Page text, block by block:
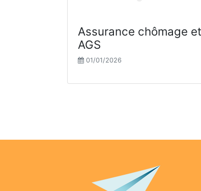
Assurance chômage et
AGS
01/01/2026